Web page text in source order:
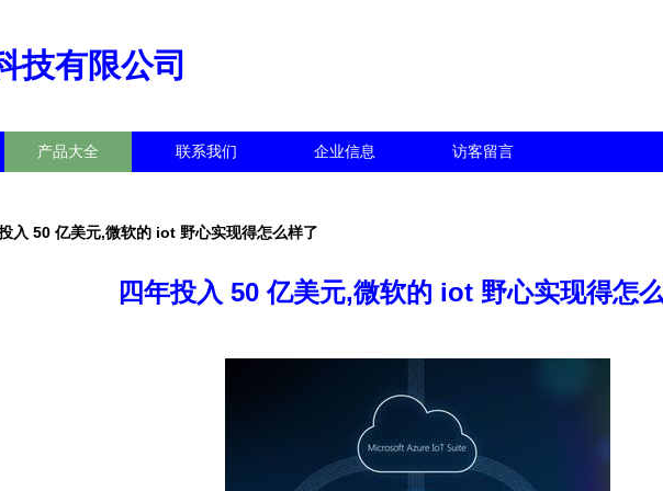
技有限公司
产品大全 联系我们 企业信息 访客留言
入 50 亿美元,微软的 iot 野心实现得怎么样了
四年投入 50 亿美元,微软的 iot 野心实现得怎